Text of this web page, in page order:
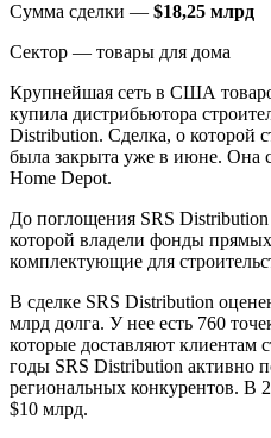
Сумма сделки — $18,25 млрд
Сектор — товары для дома
Крупнейшая сеть в США
купила дистрибьютора
Distribution. Сделка, о которой
была закрыта уже в июне. Она
Home Depot.
До поглощения SRS
которой владели фонды
комплектующие для
В сделке SRS Distribution
млрд долга. У нее есть 760
которые доставляют клиентам
годы SRS Distribution активно
региональных конкурентов. В
$10 млрд.